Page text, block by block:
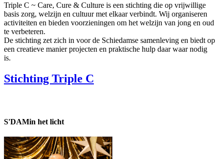
Triple C ~ Care, Cure & Culture is een stichting die op vrijwillige
basis zorg, welzijn en cultuur met elkaar verbindt. Wij organiseren
activiteiten en bieden voorzieningen om het welzijn van jong en oud
te verbeteren.
De stichting zet zich in voor de Schiedamse samenleving en biedt op
een creatieve manier projecten en praktische hulp daar waar nodig
is.
Stichting Triple C
S'DAMin het licht